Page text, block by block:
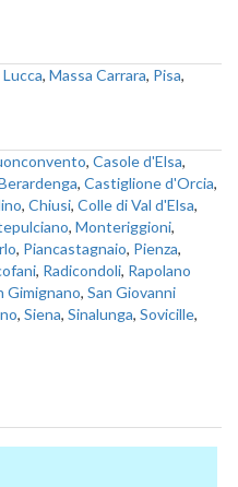
Lucca, Massa Carrara, Pisa,
, Casole d'Elsa,
, Castiglione d'Orcia,
, Chiusi, Colle di Val d'Elsa,
, Monteriggioni,
, Piancastagnaio, Pienza,
, Radicondoli, Rapolano
Gimignano, San Giovanni
, Siena, Sinalunga, Sovicille,